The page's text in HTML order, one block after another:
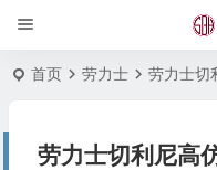
首页 劳力士 劳力士切
劳力士切利尼高